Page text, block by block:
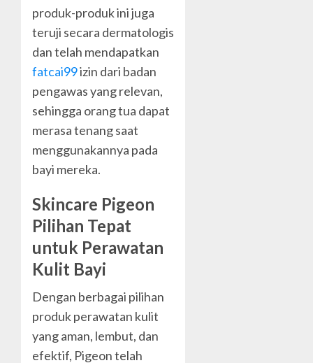
produk-produk ini juga
teruji secara dermatologis
dan telah mendapatkan
fatcai99izin dari badan
pengawas yang relevan,
sehingga orang tua dapat
merasa tenang saat
menggunakannya pada
bayi mereka.
Skincare Pigeon
Pilihan Tepat
untuk Perawatan
Kulit Bayi
Dengan berbagai pilihan
produk perawatan kulit
yang aman, lembut, dan
efektif, Pigeon telah